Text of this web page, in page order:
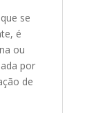
se
é
ou
por
de